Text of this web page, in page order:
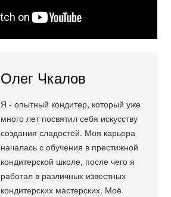
Олег Чкалов
Я - опытный кондитер, который уже
много лет посвятил себя искусству
создания сладостей. Моя карьера
началась с обучения в престижной
кондитерской школе, после чего я
работал в различных известных
кондитерских мастерских. Моё